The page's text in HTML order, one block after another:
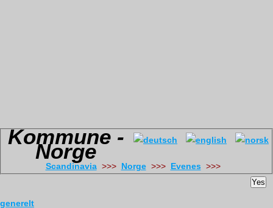
Kommune -
Norge
Scandinavia>>> Norge>>> Evenes
generelt
Yes